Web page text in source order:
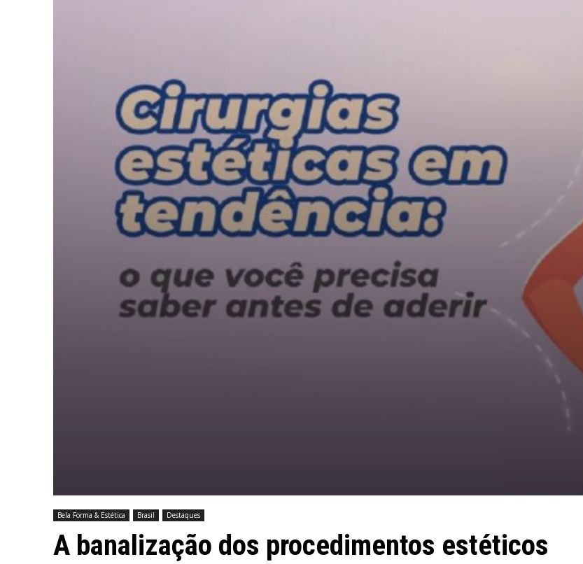
Bela Forma & Estética Brasil Destaques
A banalização dos procedimentos estéticos